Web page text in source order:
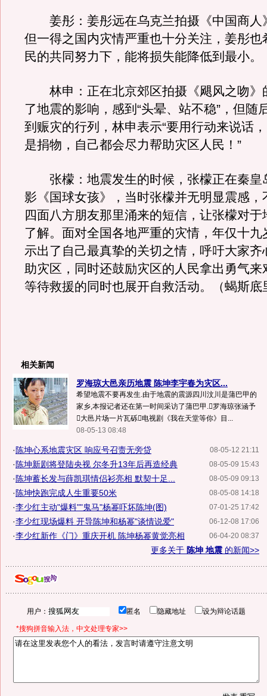
姜彤：姜彤远在乌克兰拍摄《中国商人
但一得之国内灾情严重也十分关注，姜彤也
民的共同努力下，能将损失能降低到最小。
林申：正在北京郊区拍摄《飓风之吻》
了地震的影响，感到“头晕、站不稳”，但随
到赈灾的行列，林申表示“要用行动来说话
是捐物，自己都会尽力帮助灾区人民！”
张檬：地震发生的时候，张檬正在秦皇
影《国球女孩》，当时张檬并无明显震感，
四面八方朋友那里涌来的短信，让张檬对于
了解。面对全国各地严重的灾情，年仅十九
示出了自己最真挚的关切之情，呼吁大家齐
助灾区，同时还鼓励灾区的人民拿出勇气来
等待救援的同时也展开自救活动。（蝎斯底
相关新闻
罗海琼大邑亲历地震 陈坤李宇春为灾区...
希望地震不要再发生.由于地震的震源四川汶川是蒲巴甲的
家乡,本报记者还在第一时间采访了蒲巴甲.罗海琼张涵予
大邑片场一片瓦砾电视剧《我在天堂等你》目...
08-05-13 08:48
08-05-12 21:11
· 陈坤心系地震灾区 响应号召责无旁贷
08-05-09 15:43
· 陈坤新剧将登陆央视 尔冬升13年后再造经典
08-05-09 09:13
· 陈坤蓄长发与薛凯琪情侣衫亮相 默契十足...
08-05-08 14:18
· 陈坤快跑完成人生重要50米
07-01-25 17:42
·李少红主动"爆料""鬼马"杨幂吓坏陈坤(图)
06-12-08 17:06
·李少红现场爆料 开导陈坤和杨幂"谈情说爱"
06-04-20 08:37
·李少红新作《门》重庆开机 陈坤杨幂黄觉亮相
更多关于 陈坤 地震 的新闻>>
用户： 匿名 隐藏地址 设为辩论话题
*搜狗拼音输入法，中文处理专家>>